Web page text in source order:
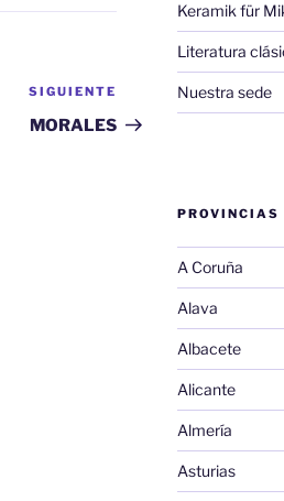
Siguiente
entrada
SIGUIENTE
MORALES
Keramik für
Literatura
Nuestra sede
PROVINCIAS
A Coruña
Alava
Albacete
Alicante
Almería
Asturias